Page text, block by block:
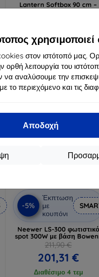
στον ιστότοπό μας.
ορθή λειτουργία του
αναλύσουμε την
το περιεχόμενο και τις
Αποδοχή
Lantern Softbox 90 cm –
81,60 €
Διαθέσιμο > 5 τεμ
-5%
Δωρεάν
-5%
Έκπτωση
με
κουπόνι
Neewer LS-300 φωτιστικό
spot 300W με βάση
211,90 €
201,31 €
Διαθέσιμο 4 τεμ